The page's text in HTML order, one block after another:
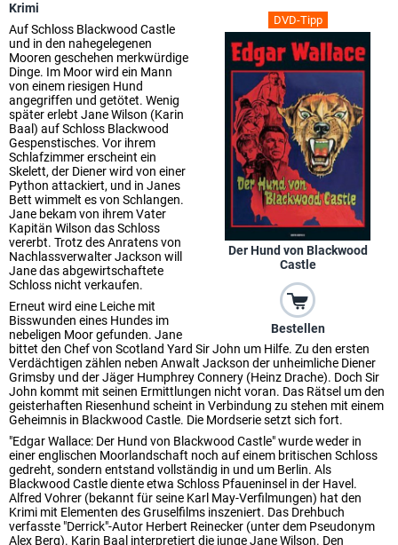
DVD-Tipp
Der Hund von Blackwood
Castle
Bestellen
Krimi
Auf Schloss Blackwood Castle
und in den nahegelegenen
Mooren geschehen merkwürdige
Dinge. Im Moor wird ein Mann
von einem riesigen Hund
angegriffen und getötet. Wenig
später erlebt Jane Wilson (Karin
Baal) auf Schloss Blackwood
Gespenstisches. Vor ihrem
Schlafzimmer erscheint ein
Skelett, der Diener wird von einer
Python attackiert, und in Janes
Bett wimmelt es von Schlangen.
Jane bekam von ihrem Vater
Kapitän Wilson das Schloss
vererbt. Trotz des Anratens von
Nachlassverwalter Jackson will
Jane das abgewirtschaftete
Schloss nicht verkaufen.
Erneut wird eine Leiche mit
Bisswunden eines Hundes im
nebeligen Moor gefunden. Jane
bittet den Chef von Scotland Yard Sir John um Hilfe. Zu den ersten
Verdächtigen zählen neben Anwalt Jackson der unheimliche Diener
Grimsby und der Jäger Humphrey Connery (Heinz Drache). Doch Sir
John kommt mit seinen Ermittlungen nicht voran. Das Rätsel um den
geisterhaften Riesenhund scheint in Verbindung zu stehen mit einem
Geheimnis in Blackwood Castle. Die Mordserie setzt sich fort.
"Edgar Wallace: Der Hund von Blackwood Castle" wurde weder in
einer englischen Moorlandschaft noch auf einem britischen Schloss
gedreht, sondern entstand vollständig in und um Berlin. Als
Blackwood Castle diente etwa Schloss Pfaueninsel in der Havel.
Alfred Vohrer (bekannt für seine Karl May-Verfilmungen) hat den
Krimi mit Elementen des Gruselfilms inszeniert. Das Drehbuch
verfasste "Derrick"-Autor Herbert Reinecker (unter dem Pseudonym
Alex Berg). Karin Baal interpretiert die junge Jane Wilson. Den